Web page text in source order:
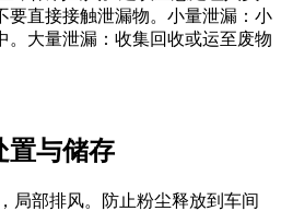
要直接接触泄漏物。小量泄漏：小
。大量泄漏：收集回收或运至废物
置与储存
局部排风。防止粉尘释放到车间